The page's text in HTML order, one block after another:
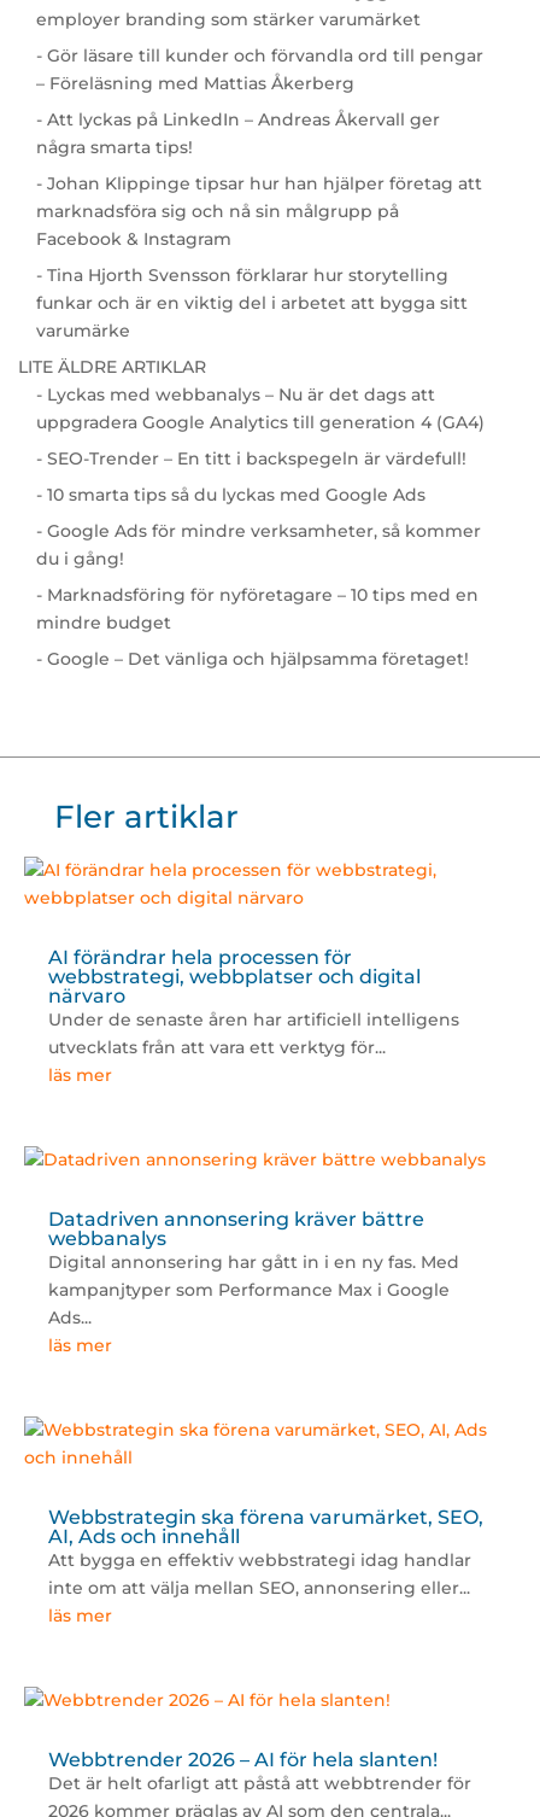
employer branding som stärker varumärket
- Gör läsare till kunder och förvandla ord till pengar
– Föreläsning med Mattias Åkerberg
- Att lyckas på LinkedIn – Andreas Åkervall ger
några smarta tips!
- Johan Klippinge tipsar hur han hjälper företag att
marknadsföra sig och nå sin målgrupp på
Facebook & Instagram
- Tina Hjorth Svensson förklarar hur storytelling
funkar och är en viktig del i arbetet att bygga sitt
varumärke
LITE ÄLDRE ARTIKLAR
- Lyckas med webbanalys – Nu är det dags att
uppgradera Google Analytics till generation 4 (GA4)
- SEO-Trender – En titt i backspegeln är värdefull!
- 10 smarta tips så du lyckas med Google Ads
- Google Ads för mindre verksamheter, så kommer
du i gång!
- Marknadsföring för nyföretagare – 10 tips med en
mindre budget
- Google – Det vänliga och hjälpsamma företaget!
Fler artiklar
AI förändrar hela processen för
webbstrategi, webbplatser och digital
närvaro
Under de senaste åren har artificiell intelligens
utvecklats från att vara ett verktyg för...
läs mer
Datadriven annonsering kräver bättre
webbanalys
Digital annonsering har gått in i en ny fas. Med
kampanjtyper som Performance Max i Google
Ads...
läs mer
Webbstrategin ska förena varumärket, SEO,
AI, Ads och innehåll
Att bygga en effektiv webbstrategi idag handlar
inte om att välja mellan SEO, annonsering eller...
läs mer
Webbtrender 2026 – AI för hela slanten!
Det är helt ofarligt att påstå att webbtrender för
2026 kommer präglas av AI som den centrala...